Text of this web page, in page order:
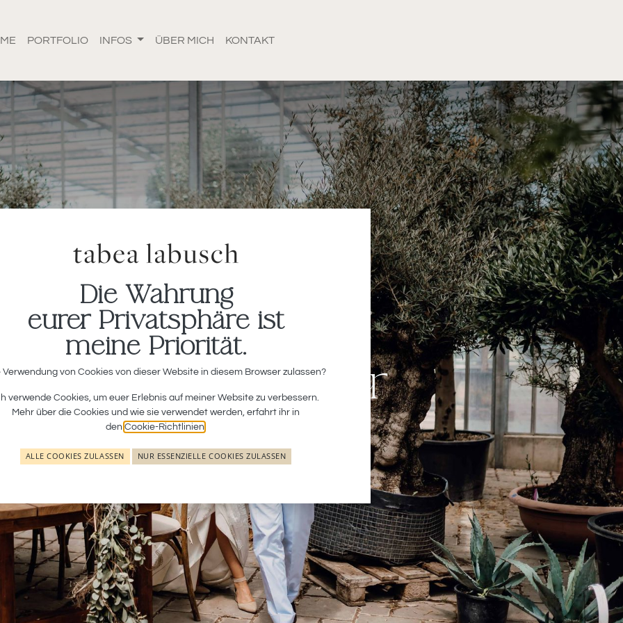
PORTFOLIO INFOS ÜBER MICH KONTAKT
& Christopher
Inspiration Wedding in der Fränkischen Toskana
Die Wahrung
eurer Privatsphäre ist
meine Priorität.
Verwendung von Cookies von dieser Website in diesem Browser zulassen?
verwende Cookies, um euer Erlebnis auf meiner Website zu verbessern.
Mehr über die Cookies und wie sie verwendet werden, erfahrt ihr in
den Cookie-Richtlinien
ALLE COOKIES ZULASSEN NUR ESSENZIELLE COOKIES ZULASSEN